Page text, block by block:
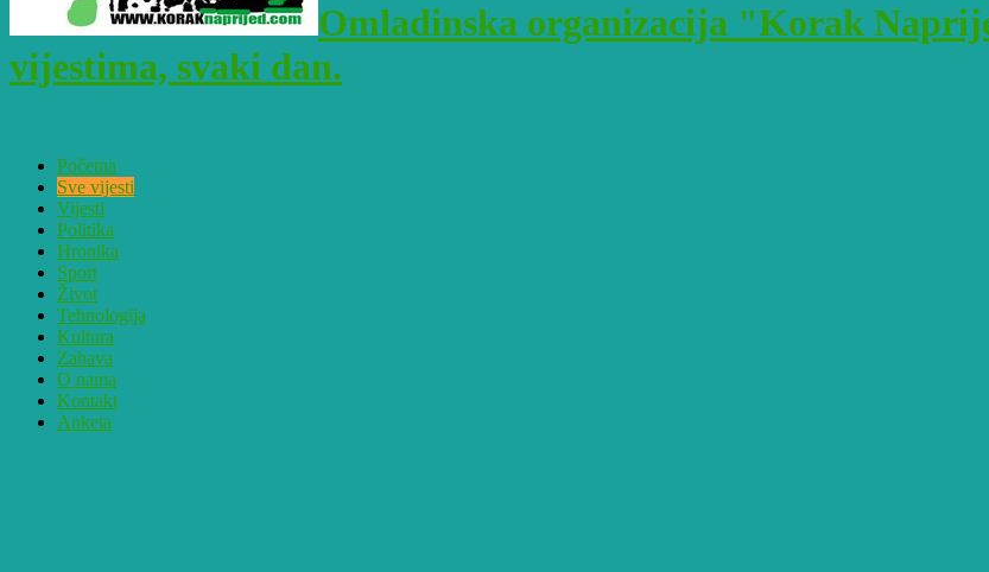
Omladinska organizacija "Korak
vijestima, svaki dan.
Početna
Sve vijesti
Vijesti
Politika
Hronika
Sport
Život
Tehnologija
Kultura
Zabava
O nama
Kontakt
Anketa